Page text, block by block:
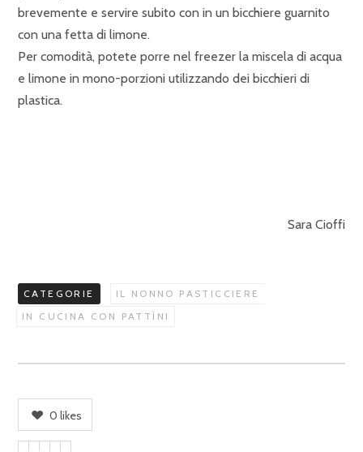
brevemente e servire subito con in un bicchiere guarnito
con una fetta di limone.
Per comodità, potete porre nel freezer la miscela di acqua
e limone in mono-porzioni utilizzando dei bicchieri di
plastica.
Sara Cioffi
CATEGORIE
IL NONNO PASTICCIERE
IN CUCINA CON PATTÌNI
0 likes